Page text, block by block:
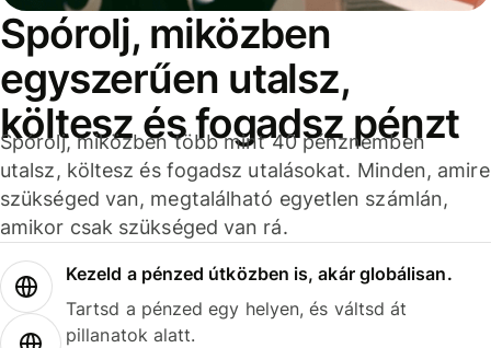
Spórolj, miközben
egyszerűen utalsz,
költesz és fogadsz pénzt
Spórolj, miközben több mint 40 pénznemben
utalsz, költesz és fogadsz utalásokat. Minden, amire
szükséged van, megtalálható egyetlen számlán,
amikor csak szükséged van rá.
Kezeld a pénzed útközben is, akár globálisan.
Tartsd a pénzed egy helyen, és váltsd át
pillanatok alatt.